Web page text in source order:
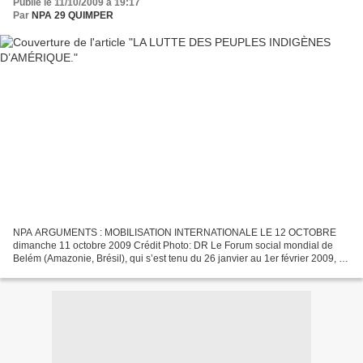
Publié le 11/10/2009 à 19:17
Par NPA 29 QUIMPER
NPA ARGUMENTS : MOBILISATION INTERNATIONALE LE 12 OCTOBRE
dimanche 11 octobre 2009 Crédit Photo: DR Le Forum social mondial de
Belém (Amazonie, Brésil), qui s’est tenu du 26 janvier au 1er février 2009, a